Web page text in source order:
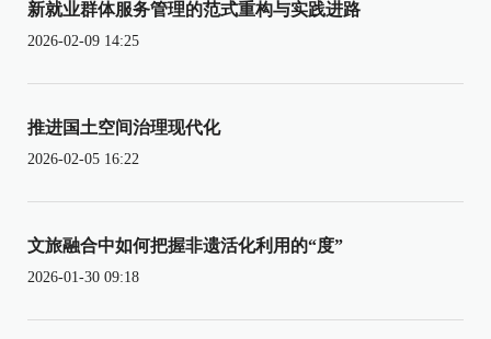
新就业群体服务管理的范式重构与实践进路
2026-02-09 14:25
推进国土空间治理现代化
2026-02-05 16:22
文旅融合中如何把握非遗活化利用的“度”
2026-01-30 09:18